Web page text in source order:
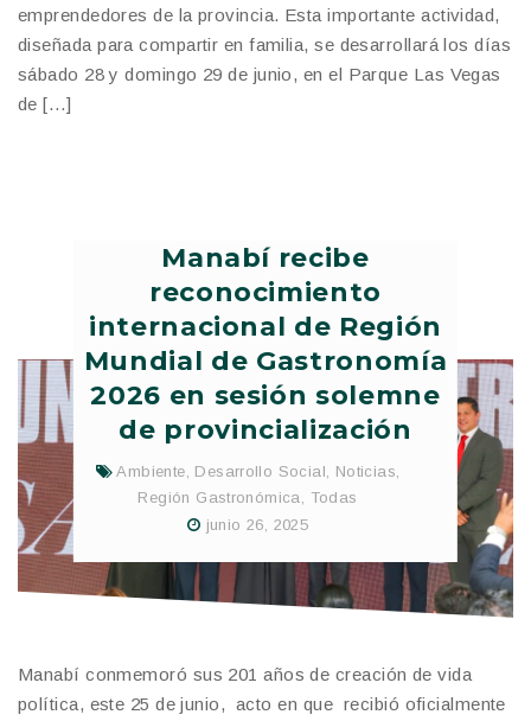
emprendedores de la provincia. Esta importante actividad,
diseñada para compartir en familia, se desarrollará los días
sábado 28 y domingo 29 de junio, en el Parque Las Vegas
de […]
Manabí recibe
reconocimiento
internacional de Región
Mundial de Gastronomía
2026 en sesión solemne
de provincialización
Ambiente, Desarrollo Social, Noticias,
Región Gastronómica, Todas
junio 26, 2025
Manabí conmemoró sus 201 años de creación de vida
política, este 25 de junio, acto en que recibió oficialmente